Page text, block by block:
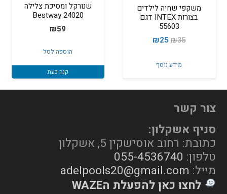
משקפי שחיה לילדים
בצורות INTEX דגם
55603
₪35
המחיר
היה:
₪35.
₪25
המחיר
₪25.
מידע נוסף
שנורקל ומסיכת צלילה
24020 Bestway
₪59
הוספה לסל
קנה כעת
צור קשר
סניף אשקלון:
כתובת: רחוב אוסישקין 5, אשקלון
טלפון: 055-4536740
מייל: adelpools20@gmail.com
לחצו כאן להפעלת הWAZE